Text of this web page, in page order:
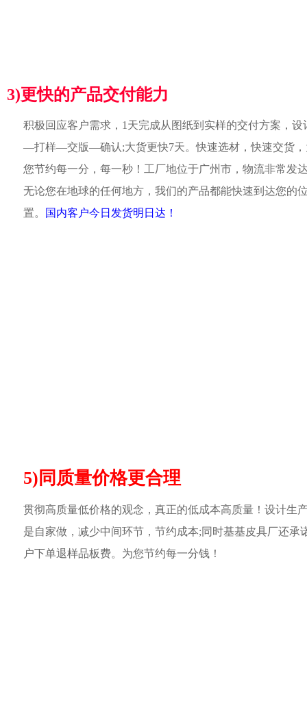
3)更快的产品交付能力
积极回应客户需求，1天完成从图纸到实样的交付方案，设
—打样—交版—确认;大货更快7天。快速选材，快速交货
您节约每一分，每一秒！工厂地位于广州市，物流非常发
无论您在地球的任何地方，我们的产品都能快速到达您的
置。
国内客户今日发货明日达！
5)同质量价格更合理
贯彻高质量低价格的观念，真正的低成本高质量！设计生
是自家做，减少中间环节，节约成本;同时基基皮具厂还承
户下单退样品板费。为您节约每一分钱！